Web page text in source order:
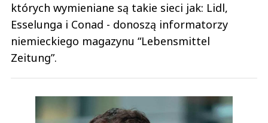
których wymieniane są takie sieci jak: Lidl,
Esselunga i Conad - donoszą informatorzy
niemieckiego magazynu “Lebensmittel
Zeitung”.